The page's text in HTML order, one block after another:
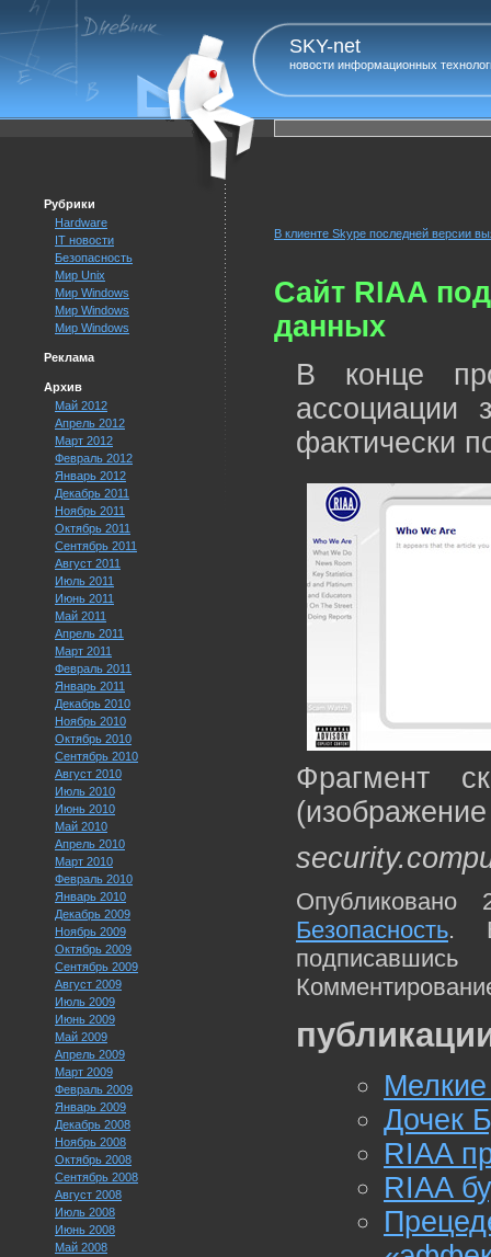
SKY-net
новости информационных
Рубрики
Hardware
IT новости
Безопасность
Мир Unix
Мир Windows
Мир Windows
Мир Windows
Реклама
Архив
Май 2012
Апрель 2012
Март 2012
Февраль 2012
Январь 2012
Декабрь 2011
Ноябрь 2011
Октябрь 2011
Сентябрь 2011
Август 2011
Июль 2011
Июнь 2011
Май 2011
Апрель 2011
Март 2011
Февраль 2011
Январь 2011
Декабрь 2010
Ноябрь 2010
Октябрь 2010
Сентябрь 2010
Август 2010
Июль 2010
Июнь 2010
Май 2010
Апрель 2010
Март 2010
Февраль 2010
Январь 2010
Декабрь 2009
Ноябрь 2009
Октябрь 2009
Сентябрь 2009
Август 2009
Июль 2009
Июнь 2009
Май 2009
Апрель 2009
Март 2009
Февраль 2009
Январь 2009
Декабрь 2008
Ноябрь 2008
Октябрь 2008
Сентябрь 2008
Август 2008
Июль 2008
Июнь 2008
Май 2008
В клиенте Skype последней версии
Сайт RIAA
данных
В конце
ассоциации
фактически
Фрагмент
Безопасность.
Дочек
RIAA
RIAA